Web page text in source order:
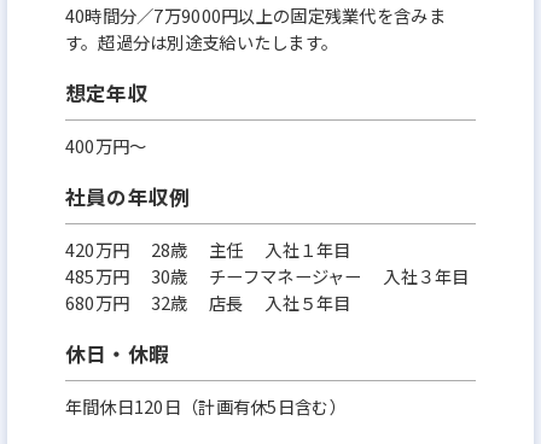
40時間分／7万9000円以上の固定残業代を含みま
す。超過分は別途支給いたします。
想定年収
400万円〜
社員の年収例
420万円 28歳 主任 入社１年目
485万円 30歳 チーフマネージャー 入社３年目
680万円 32歳 店長 入社５年目
休日・休暇
年間休日120日（計画有休5日含む）